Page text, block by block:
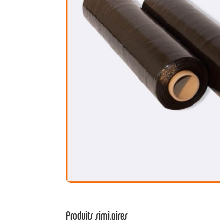
Produits similaires